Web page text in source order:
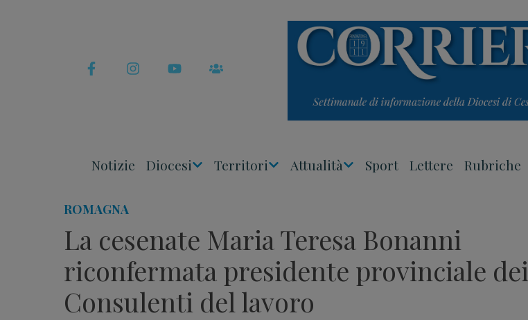
Notizie Diocesi Territori Attualità Sport Lettere Rubriche
ROMAGNA
La cesenate Maria Teresa Bonanni
riconfermata presidente provinciale dei
Consulenti del lavoro